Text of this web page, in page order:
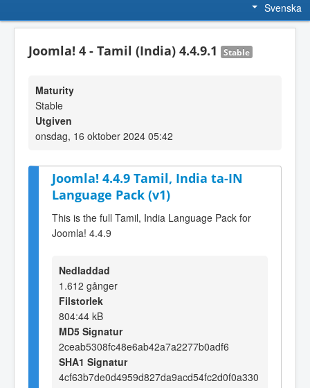
Svenska
Joomla! 4 - Tamil (India) 4.4.9.1 Stable
Maturity
Stable
Utgiven
onsdag, 16 oktober 2024 05:42
Joomla! 4.4.9 Tamil, India ta-IN
Language Pack (v1)
This is the full Tamil, India Language Pack for
Joomla! 4.4.9
Nedladdad
1.612 gånger
Filstorlek
804:44 kB
MD5 Signatur
2ceab5308fc48e6ab42a7a2277b0adf6
SHA1 Signatur
4cf63b7de0d4959d827da9acd54fc2d0f0a330